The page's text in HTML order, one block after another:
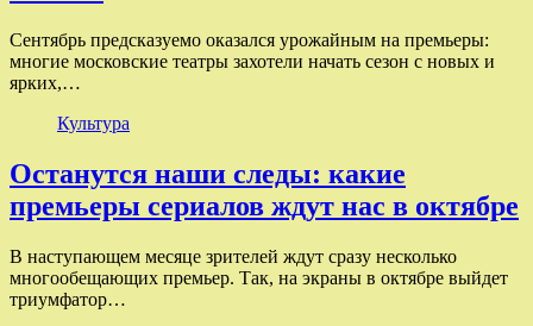
Сентябрь предсказуемо оказался урожайным на премьеры:
многие московские театры захотели начать сезон с новых и
ярких,…
Культура
Останутся наши следы: какие
премьеры сериалов ждут нас в октябре
В наступающем месяце зрителей ждут сразу несколько
многообещающих премьер. Так, на экраны в октябре выйдет
триумфатор…